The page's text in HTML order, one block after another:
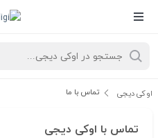
اوکی دیجی تماس با ما
تماس با اوکی دیجی